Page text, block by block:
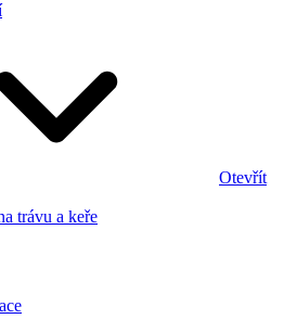
Otevřít
trávu a keře